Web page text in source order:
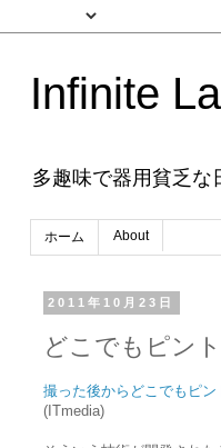
Infinite
多趣味で器用貧乏な
ホーム About
2011年10月23日
どこでもピント
撮った後からどこでもピ
(ITmedia)